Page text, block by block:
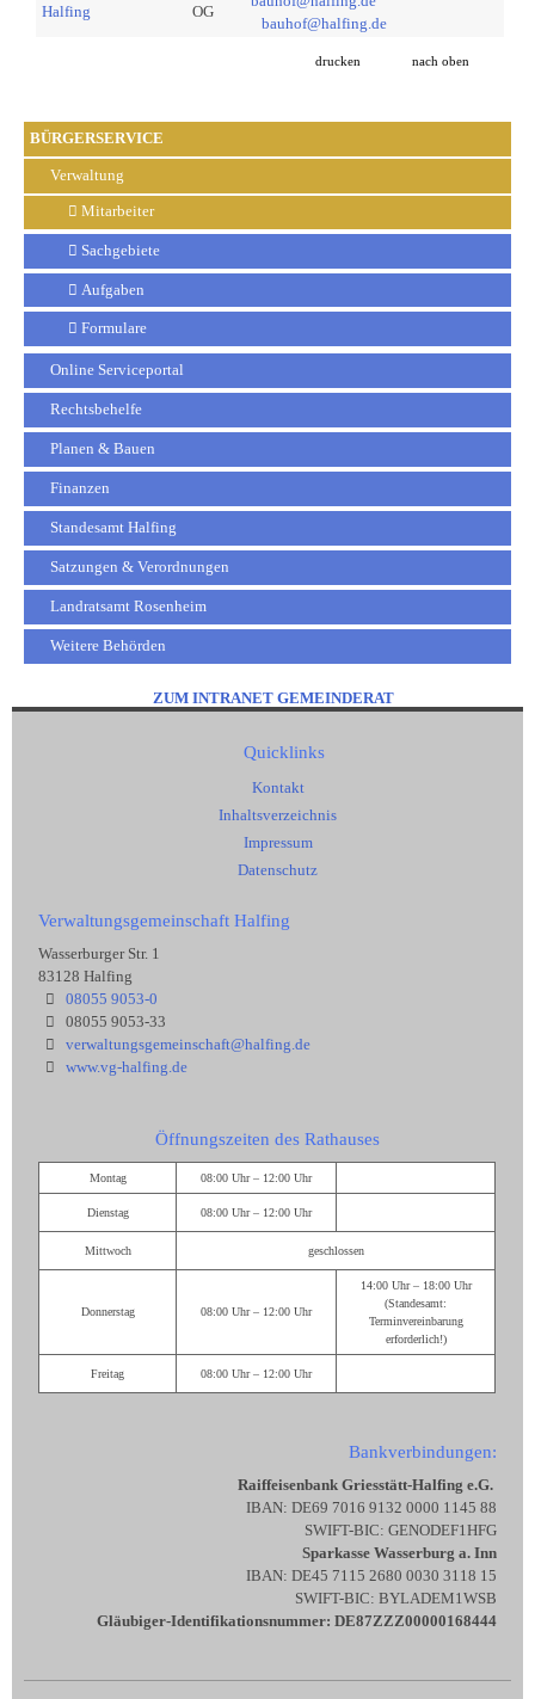
BÜRGERSERVICE
Verwaltung
Mitarbeiter
Sachgebiete
Aufgaben
Formulare
Online Serviceportal
Rechtsbehelfe
Planen & Bauen
Finanzen
Standesamt Halfing
Satzungen & Verordnungen
Landratsamt Rosenheim
Weitere Behörden
Halfing
OG
bauhof@halfing.de
drucken nach oben
ZUM INTRANET GEMEINDERAT
Quicklinks
Kontakt
Inhaltsverzeichnis
Impressum
Datenschutz
Verwaltungsgemeinschaft Halfing
Wasserburger Str. 1
83128 Halfing
08055 9053-0
08055 9053-33
verwaltungsgemeinschaft@halfing.de
www.vg-halfing.de
Öffnungszeiten des Rathauses
Montag 08:00 Uhr – 12:00 Uhr
Dienstag 08:00 Uhr – 12:00 Uhr
Mittwoch geschlossen
Donnerstag 08:00 Uhr – 12:00 Uhr
14:00 Uhr – 18:00 Uhr
(Standesamt:
Terminvereinbarung
erforderlich!)
Freitag 08:00 Uhr – 12:00 Uhr
Bankverbindungen:
Raiffeisenbank Griesstätt-Halfing e.G.
IBAN: DE69 7016 9132 0000 1145 88
SWIFT-BIC: GENODEF1HFG
Sparkasse Wasserburg a. Inn
IBAN: DE45 7115 2680 0030 3118 15
SWIFT-BIC: BYLADEM1WSB
Gläubiger-Identifikationsnummer: DE87ZZZ00000168444